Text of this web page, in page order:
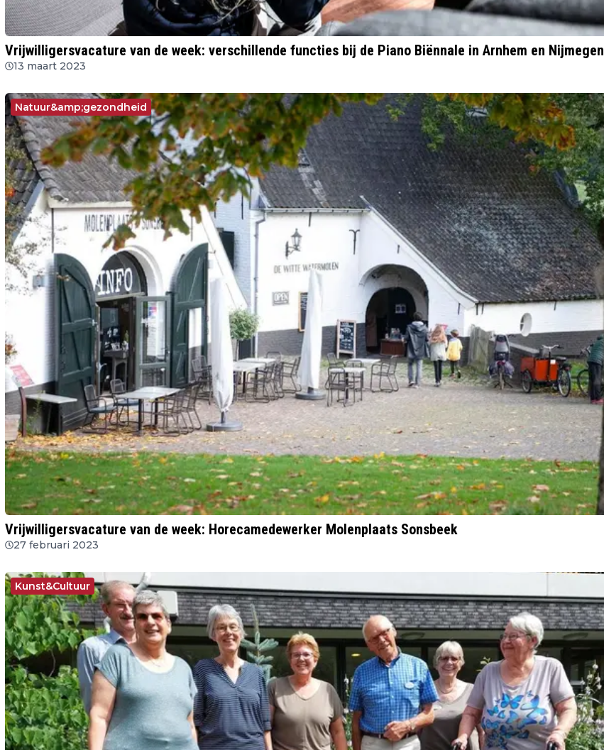
Vrijwilligersvacature van de week: verschillende functies bij de Piano Biënnale in Arnhem en Nijmegen
13 maart 2023
Natuur&amp;gezondheid
Vrijwilligersvacature van de week: Horecamedewerker Molenplaats Sonsbeek
27 februari 2023
Kunst&Cultuur